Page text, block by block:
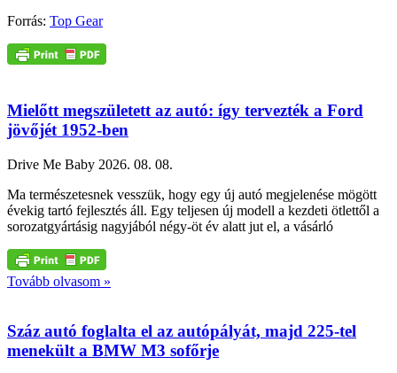
Forrás: Top Gear
Mielőtt megszületett az autó: így tervezték a Ford
jövőjét 1952-ben
Drive Me Baby 2026. 08. 08.
Ma természetesnek vesszük, hogy egy új autó megjelenése mögött
évekig tartó fejlesztés áll. Egy teljesen új modell a kezdeti ötlettől a
sorozatgyártásig nagyjából négy-öt év alatt jut el, a vásárló
Tovább olvasom »
Száz autó foglalta el az autópályát, majd 225-tel
menekült a BMW M3 sofőrje